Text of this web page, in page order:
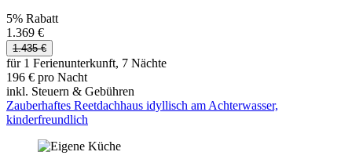
5% Rabatt
1.369 €
1.435 €
für 1 Ferienunterkunft, 7 Nächte
196 € pro Nacht
inkl. Steuern & Gebühren
Zauberhaftes Reetdachhaus idyllisch am Achterwasser,
kinderfreundlich